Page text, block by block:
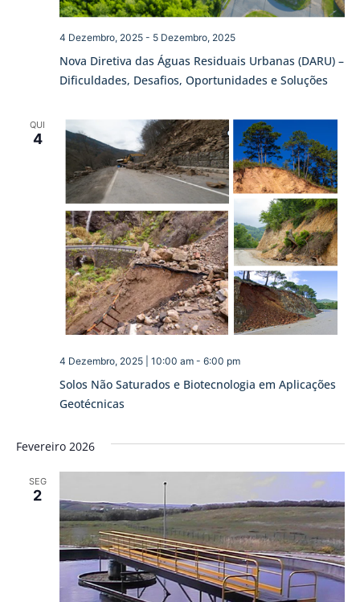
Nova Diretiva das Águas Residuais Urbanas (DARU) –
Dificuldades, Desafios, Oportunidades e Soluções
4 Dezembro, 2025- 5 Dezembro, 2025
QUI
4
Solos Não Saturados e Biotecnologia em Aplicações
Geotécnicas
4 Dezembro, 2025 | 10:00 am- 6:00 pm
Fevereiro 2026
SEG
2